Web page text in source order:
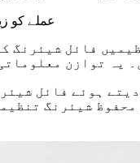
عملے کو
فائل شیئرنگ
یہ توازن
محفوظ شیئرنگ